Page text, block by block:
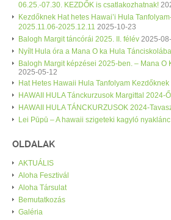
06.25.-07.30. KEZDŐK is csatlakozhatnak!
Kezdőknek Hat hetes Hawai’i Hula
2025.11.06-2025.12.11 2025-10-23
Balogh Margit táncórái 2025. II. félév 2025-
Nyílt Hula óra a Mana O ka Hula
Balogh Margit képzései 2025-ben. – Mana O
2025-05-12
Hat Hetes Hawaii Hula Tanfolyam Kezdőknek
HAWAII HULA Tánckurzusok Margittal 2024-
HAWAII HULA TÁNCKURZUSOK 2024-
Lei Pūpū – A hawaii szigeteki kagyló nyaklánc
OLDALAK
AKTUÁLIS
Aloha Fesztivál
Aloha Társulat
Bemutatkozás
Galéria